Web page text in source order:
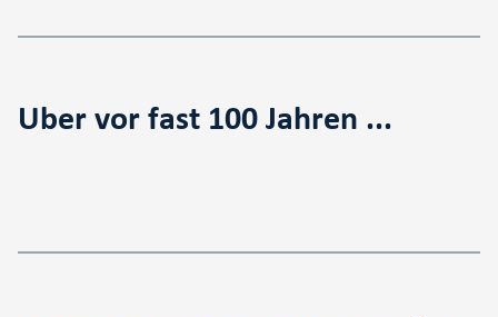
Uber vor fast 100 Jahren ...